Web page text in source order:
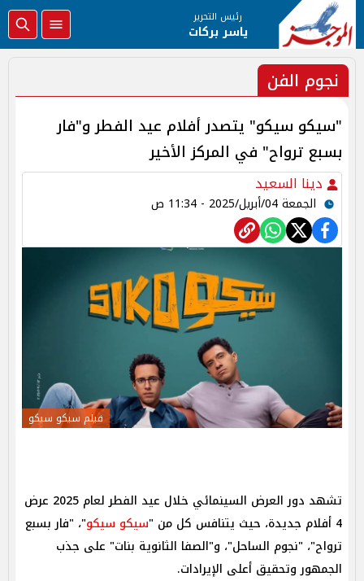
رئيس التحرير
ياسر بركات
نجوم الفن
"سيكو سيكو" يتصدر أفلام عيد الفطر و"فار
بسبع ترواح" في المركز الأخير
دينا السعيد
الجمعة 04/أبريل/2025 - 11:34 ص
فيلم سيكو سيكو
تشهد دور العرض السينمائي خلال عيد الفطر لعام 2025 عرض
4 أفلام جديدة، حيث يتنافس كل من "
سيكو سيكو"، "فار بسبع
ترواح"، "نجوم الساحل"، و"الصفا الثانوية بنات" على جذب
الجمهور وتحقيق أعلى الإيرادات.